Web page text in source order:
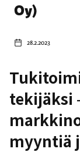
Oy)
28.2.2023
tekijäksi
myyntiä